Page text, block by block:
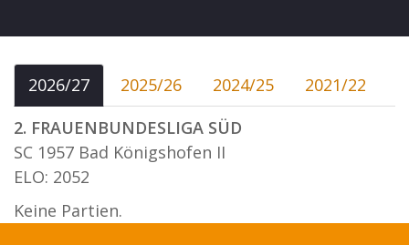
2026/27 2025/26 2024/25
2021/22
2. FRAUENBUNDESLIGA SÜD
SC 1957 Bad Königshofen II
ELO: 2052
Keine Partien.